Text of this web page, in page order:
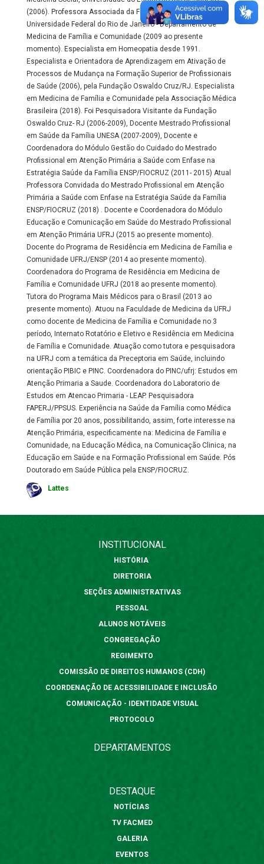
(2006). Professora Associada da Faculdade de Medicina da
Universidade Federal do Rio de Janeiro - Departamento de
Medicina de Família e Comunidade (2009 ao presente
momento). Especialista em Homeopatia desde 1991.
Especialista e Orientadora de Aprendizagem em Ativação de
Processos de Mudança na Formação Superior de Profissionais
de Saúde (2006), pela Fundação Oswaldo Cruz/RJ. Especialista
em Medicina de Família e Comunidade pela Associação Médica
Brasileira (2018). Foi Pesquisadora Visitante da Fundação
Oswaldo Cruz- RJ (2006-2009), Docente Mestrado Profissional
em Saúde da Família UNESA (2007-2009), Docente e
Coordenadora do Módulo Gestão do Cuidado do Mestrado
Profissional em Atenção Primária a Saúde com Enfase na
Estratégia Saúde da Família ENSP/FIOCRUZ (2011- 2015) Atual
Professora Convidada do Mestrado Profissional em Atenção
Primária a Saúde com Enfase na Estratégia Saúde da Família
ENSP/FIOCRUZ (2018) . Docente e Coordenadora do Módulo
Educação e Comunicação em Saúde do Mestrado Profissional
em Atenção Primária UFRJ (2015 ao presente momento).
Docente do Programa de Residência em Medicina de Família e
Comunidade UFRJ/ENSP (2014 ao presente momento).
Coordenadora do Programa de Residência em Medicina de
Família e Comunidade UFRJ (2018 ao presente momento).
Tutora do Programa Mais Médicos para o Brasil (2013 ao
presente momento). Atuou na Faculdade de Medicina da UFRJ
como docente de Medicina de Família e Comunidade no 3
período, Internato Rotatório e Eletivo e Residência em Medicina
de Família e Comunidade. Atuação como tutora e pesquisadora
na UFRJ com a temática da Preceptoria em Saúde, incluindo
orientação PIBIC e PINC. Coordenadora do PINC/ufrj: Estudos em
Atenção Primaria a Saude. Coordenadora do Laboratorio de
Estudos em Atencao Primaria - LEAP. Pesquisadora
FAPERJ/PPSUS. Experiência na Saúde da Família como Médica
de Família por 20 anos, possibilitando, assim, forte interesse na
Atenção Primária, especificamente na: Medicina de Família e
Comunidade, na Educação Médica, na Comunicação Clinica, na
Educação em Saúde e na Formação Profissional em Saúde. Pós
Doutorado em Saúde Pública pela ENSP/FIOCRUZ.
Lattes
INSTITUCIONAL
HISTÓRIA
DIRETORIA
SEÇÕES ADMINISTRATIVAS
PESSOAL
ALUNOS NOTÁVEIS
CONGREGAÇÃO
REGIMENTO
COMISSÃO DE DIREITOS HUMANOS (CDH)
COORDENAÇÃO DE ACESSIBILIDADE E INCLUSÃO
COMUNICAÇÃO - IDENTIDADE VISUAL
PROTOCOLO
DEPARTAMENTOS
DESTAQUE
NOTÍCIAS
TV FACMED
GALERIA
EVENTOS